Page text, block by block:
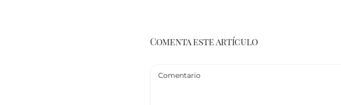
Comenta este artículo